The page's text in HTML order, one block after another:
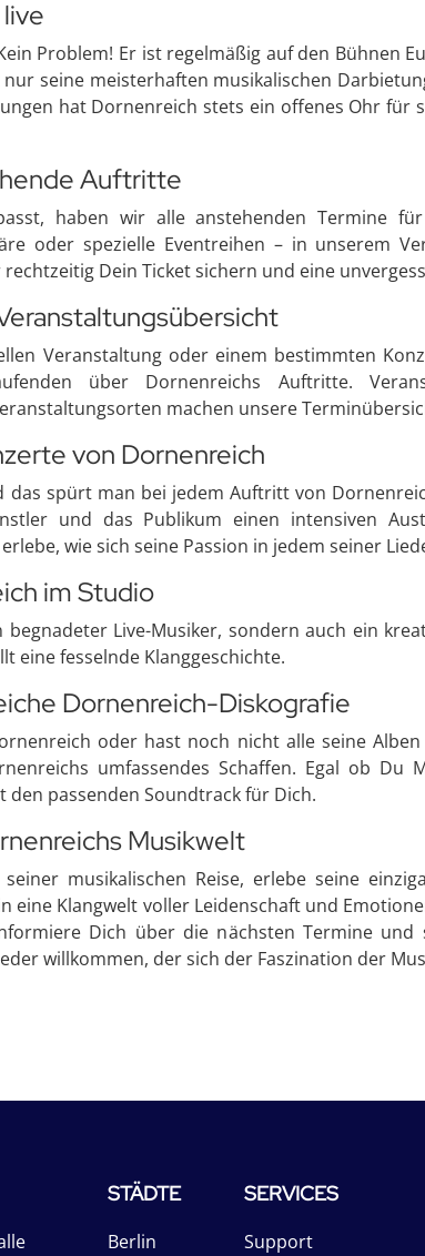
Problem! Er ist regelmäßig auf den Bühnen
seine meisterhaften musikalischen
hat Dornenreich stets ein offenes Ohr
Auftritte
haben wir alle anstehenden Termine
oder spezielle Eventreihen – in unserem
Dein Ticket sichern und eine
Veranstaltung oder einem bestimmten
über Dornenreichs Auftritte.
machen unsere
von Dornenreich
das spürt man bei jedem Auftritt von
und das Publikum einen intensiven
wie sich seine Passion in jedem seiner
im Studio
Live-Musiker, sondern auch ein
eine fesselnde Klanggeschichte.
Dornenreich-Diskografie
oder hast noch nicht alle seine
umfassendes Schaffen. Egal ob
passenden Soundtrack für Dich.
Musikwelt
musikalischen Reise, erlebe seine
eine Klangwelt voller Leidenschaft und
Dich über die nächsten Termine
willkommen, der sich der Faszination der
STÄDTE
Berlin
SERVICES
Support